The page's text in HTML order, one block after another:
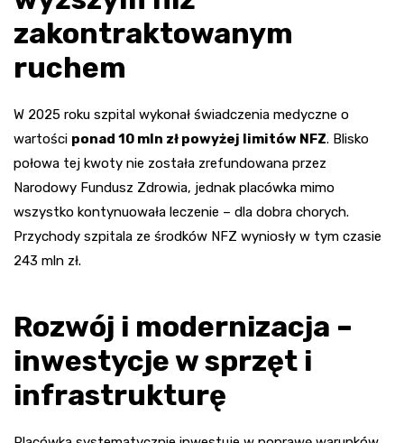
zakontraktowanym
ruchem
W 2025 roku szpital wykonał świadczenia medyczne o
wartości ponad 10 mln zł powyżej limitów NFZ. Blisko
połowa tej kwoty nie została zrefundowana przez
Narodowy Fundusz Zdrowia, jednak placówka mimo
wszystko kontynuowała leczenie – dla dobra chorych.
Przychody szpitala ze środków NFZ wyniosły w tym czasie
243 mln zł.
Rozwój i modernizacja –
inwestycje w sprzęt i
infrastrukturę